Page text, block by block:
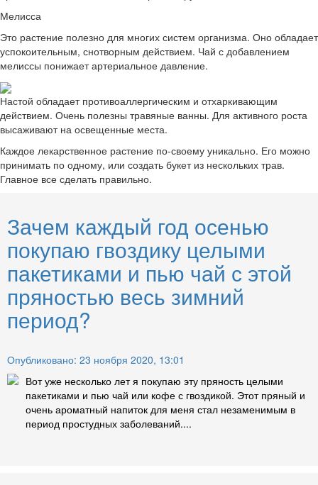
Мелисса
Это растение полезно для многих систем организма. Оно обладает
успокоительным, снотворным действием. Чай с добавлением
мелиссы понижает артериальное давление.
Настой обладает противоаллергическим и отхаркивающим
действием. Очень полезны травяные ванны. Для активного роста
высаживают на освещенные места.
Каждое лекарственное растение по-своему уникально. Его можно
принимать по одному, или создать букет из нескольких трав.
Главное все сделать правильно.
Зачем каждый год осенью
покупаю гвоздику целыми
пакетиками и пью чай с этой
пряностью весь зимний
период?
Опубликовано: 23 ноября 2020, 13:01
Вот уже несколько лет я покупаю эту пряность целыми
пакетиками и пью чай или кофе с гвоздикой. Этот пряный и
очень ароматный напиток для меня стал незаменимым в
период простудных заболеваний....